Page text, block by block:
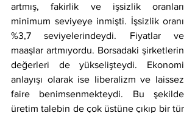
artmış, fakirlik ve işsizlik oranları
minimum seviyeye inmişti. İşsizlik oranı
%3,7 seviyelerindeydi. Fiyatlar ve
maaşlar artmıyordu. Borsadaki şirketlerin
değerleri de yükselişteydi. Ekonomi
anlayışı olarak ise liberalizm ve laissez
faire benimsenmekteydi. Bu şekilde
üretim talebin de çok üstüne çıkıp bir tür